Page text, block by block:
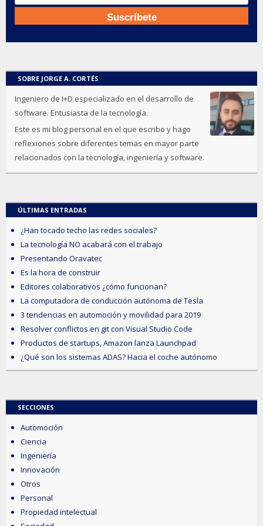
SOBRE JORGE A. CORTÉS
Ingeniero de I+D especializado en el desarrollo de
software. Entusiasta de la tecnología.
Este es mi blog personal en el que escribo y hago
reflexiones sobre diferentes temas en mayor parte
relacionados con la tecnología, ingeniería y software.
ÚLTIMAS ENTRADAS
¿Han tocado techo las redes sociales?
La tecnología NO acabará con el trabajo
Presentando Oravatec
Es la hora de construir
Editores colaborativos ¿cómo funcionan?
La computadora de conducción autónoma de Tesla
3 tendencias en automoción y movilidad para 2019
Resolver conflictos en git con Visual Studio Code
Productos de startups, Amazon lanza Launchpad
¿Qué son los sistemas ADAS? Hacia el coche autónomo
SECCIONES
Automoción
Ciencia
Ingeniería
Innovación
Otros
Personal
Propiedad intelectual